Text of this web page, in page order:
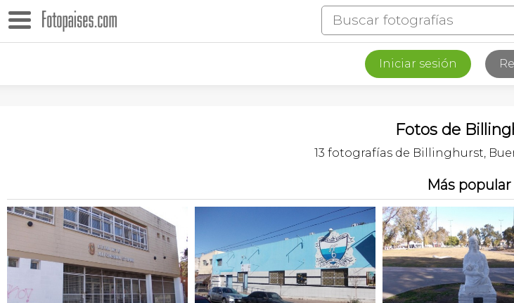
Iniciar sesión
Fotos de
13 fotografías de Billinghurst,
Más popular